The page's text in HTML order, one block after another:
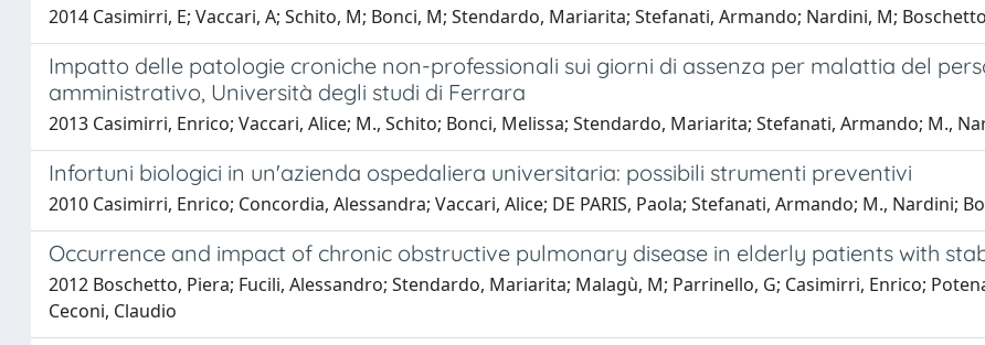
2014 Casimirri, E; Vaccari, A; Schito, M; Bonci, M; Stendardo, Mariarita; Stefanati, Armando; Nardini, M;
Impatto delle patologie croniche non-professionali sui giorni di assenza per malattia del
amministrativo, Università degli studi di Ferrara
2013 Casimirri, Enrico; Vaccari, Alice; M., Schito; Bonci, Melissa; Stendardo, Mariarita; Stefanati, Armando; M.,
Infortuni biologici in un'azienda ospedaliera universitaria: possibili strumenti preventivi
2010 Casimirri, Enrico; Concordia, Alessandra; Vaccari, Alice; DE PARIS, Paola; Stefanati, Armando; M., Nardini;
Occurrence and impact of chronic obstructive pulmonary disease in elderly patients with
2012 Boschetto, Piera; Fucili, Alessandro; Stendardo, Mariarita; Malagù, M; Parrinello, G; Casimirri, Enrico;
Ceconi, Claudio